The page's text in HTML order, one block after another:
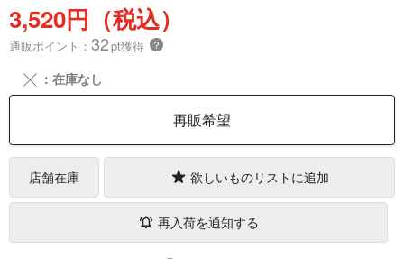
3,520円（税込）
通販ポイント： 32pt獲得 ？
╳ ：在庫なし
再販希望
店舗在庫 欲しいものリストに追加
再入荷を通知する